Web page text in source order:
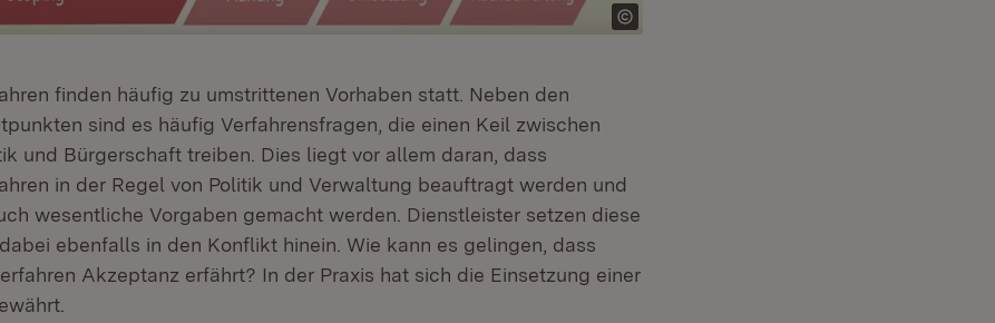
finden häufig zu umstrittenen Vorhaben statt. Neben den
sind es häufig Verfahrensfragen, die einen Keil zwischen
und Bürgerschaft treiben. Dies liegt vor allem daran, dass
in der Regel von Politik und Verwaltung beauftragt werden und
wesentliche Vorgaben gemacht werden. Dienstleister setzen diese
ebenfalls in den Konflikt hinein. Wie kann es gelingen, dass
Akzeptanz erfährt? In der Praxis hat sich die Einsetzung einer